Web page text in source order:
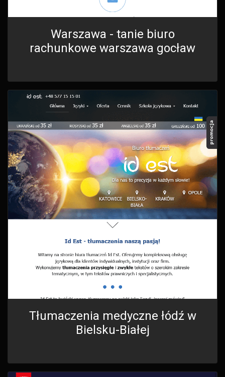
Warszawa - tanie biuro
rachunkowe warszawa gocław
Tłumaczenia medyczne łódź w
Bielsku-Białej